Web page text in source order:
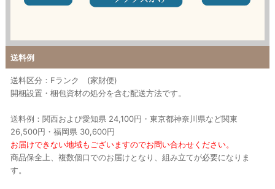
送料例
送料区分：Fランク (家財便)
開梱設置・梱包資材の処分を含む配送方法です。
送料例：関西および愛知県 24,100円・東京都神奈川県など関東
26,500円・福岡県 30,600円
お届けできない地域もございますのでお問い合わせください。
商品保全上、複数個口でのお届けとなり、組み立てが必要になりま
す。